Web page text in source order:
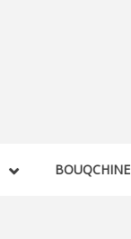
BOUQCHINE